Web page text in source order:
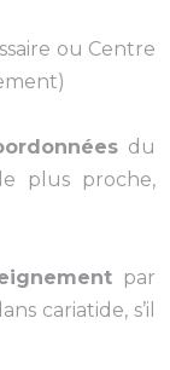
ou Centre
du
plus proche,
par
cariatide, s’il